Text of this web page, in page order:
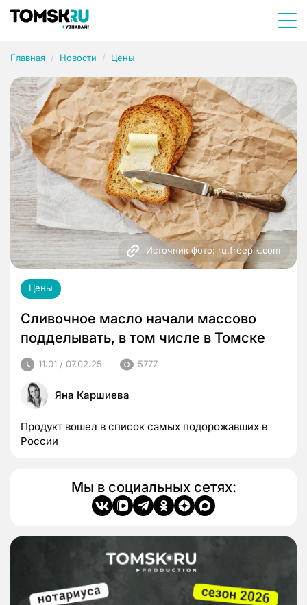
Главная Новости Цены
Источник фото: ru.freepik.com
Цены
Сливочное масло начали массово
подделывать, в том числе в Томске
11:01 / 07.02.25 5777
Яна Каршиева
Продукт вошел в список самых подорожавших в
России
Мы в социальных сетях: